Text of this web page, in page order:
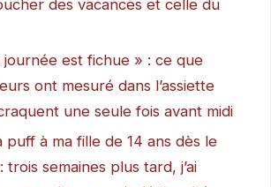
des vacances et celle du
journée est fichue » : ce que
ont mesuré dans l’assiette
une seule fois avant midi
puff à ma fille de 14 ans dès le
trois semaines plus tard, j’ai